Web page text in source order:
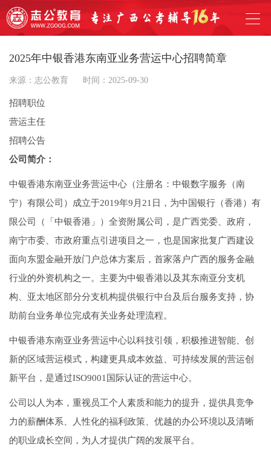
2025年中银香港东南亚业务营运中心招聘简章
来源：志公教育 时间：2025-09-30
招聘职位
营运主任
招聘公告
公司简介：
中银香港东南亚业务营运中心（注册名：中银数字服务（南
宁）有限公司）成立于2019年9月21日，为中国银行（香港）有
限公司（「中银香港」）全资附属公司，是广西党委、政府，
南宁市委、市政府重点引进项目之一，也是国家批复广西建设
面向东盟金融开放门户总体方案后，首家落户广西的服务金融
行业的外资机构之一。主要为中银香港以及其东南亚分支机
构、亚太地区部分分支机构提供银行中台及后台服务支持，协
助前台业务单位完成有关业务处理流程。
中银香港东南亚业务营运中心以科技引领，积极推进智能、创
新的区域营运模式，构建更具成本效益、可持续发展的营运创
新平台，是通过ISO9001国际认证的营运中心。
公司以人为本，重视员工个人素质和能力的提升，提供具竞争
力的薪酬体系、人性化的福利政策、优越的办公环境以及清晰
的职业成长空间，为人才提供广阔的发展平台。